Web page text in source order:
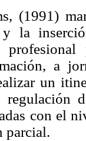
(1991)
la
a
un
regulación
con el
parcial.